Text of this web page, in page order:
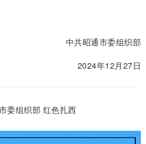
中共昭通市委组织部
2024年12月27日
委组织部 红色扎西